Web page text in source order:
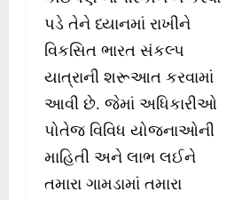
પડે તેને ધ્યાનમાં રાખીને
વિકસિત ભારત સંકલ્પ
યાત્રાની શરૂઆત કરવામાં
આવી છે. જેમાં અધિકારીઓ
પોતેજ વિવિધ યોજનાઓની
માહિતી અને લાભ લઈને
તમારા ગામડામાં તમારા